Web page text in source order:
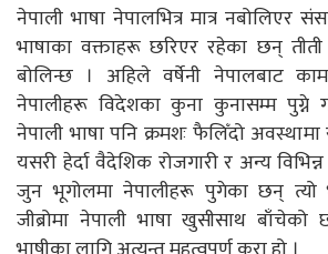
नेपाली भाषा नेपालभित्र मात्र नबोलिएर
भाषाका वक्ताहरू छरिएर रहेका छन्
बोलिन्छ । अहिले वर्षेनी नेपालबाट
नेपालीहरू विदेशका कुना कुनासम्म पुग्ने
नेपाली भाषा पनि क्रमशः फैलिँदो
यसरी हेर्दा वैदेशिक रोजगारी र अन्य
जुन भूगोलमा नेपालीहरू पुगेका छन् त्यो
जीब्रोमा नेपाली भाषा खुसीसाथ